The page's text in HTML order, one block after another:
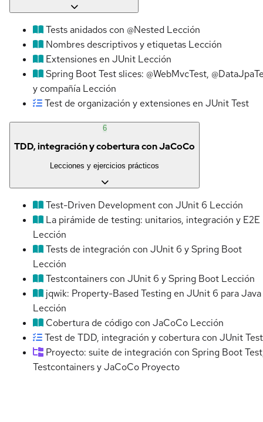
Tests anidados con @Nested Lección
Nombres descriptivos y etiquetas Lección
Extensiones en JUnit Lección
Spring Boot Test slices: @WebMvcTest,
y compañía Lección
Test de organización y extensiones en JUnitTest
6
TDD, integración y cobertura con JaCoCo
Lecciones y ejercicios prácticos
Test-Driven Development con JUnit 6 Lección
La pirámide de testing: unitarios, integración y E2E
Lección
Tests de integración con JUnit 6 y Spring Boot
Lección
Testcontainers con JUnit 6 y Spring Boot Lección
jqwik: Property-Based Testing en JUnit 6 para Java
Lección
Cobertura de código con JaCoCo Lección
Test de TDD, integración y cobertura con JUnitTest
Proyecto: suite de integración con Spring Boot
Testcontainers y JaCoCo Proyecto